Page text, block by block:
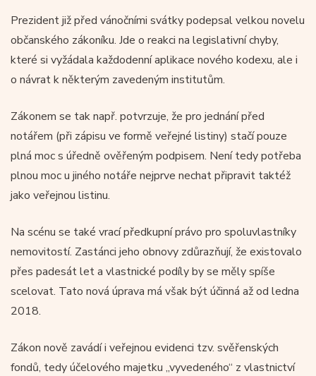
Prezident již před vánočními svátky podepsal velkou novelu
občanského zákoníku. Jde o reakci na legislativní chyby,
které si vyžádala každodenní aplikace nového kodexu, ale i
o návrat k některým zavedeným institutům.
Zákonem se tak např. potvrzuje, že pro jednání před
notářem (při zápisu ve formě veřejné listiny) stačí pouze
plná moc s úředně ověřeným podpisem. Není tedy potřeba
plnou moc u jiného notáře nejprve nechat připravit taktéž
jako veřejnou listinu.
Na scénu se také vrací předkupní právo pro spoluvlastníky
nemovitostí. Zastánci jeho obnovy zdůrazňují, že existovalo
přes padesát let a vlastnické podíly by se měly spíše
scelovat. Tato nová úprava má však být účinná až od ledna
2018.
Zákon nově zavádí i veřejnou evidenci tzv. svěřenských
fondů, tedy účelového majetku „vyvedeného“ z vlastnictví